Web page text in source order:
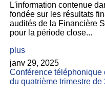
L'information contenue
fondée sur les résultats
audités de la Financière
pour la période close...
plus
janv 29, 2025
Conférence téléphonique
du quatrième trimestre de